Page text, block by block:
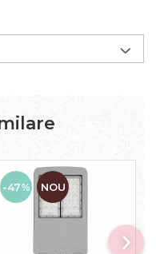
-47% NOU